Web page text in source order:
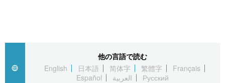
他の言語で読む
English
日本語 简体字 繁體字
Français
Español
العربية Русский